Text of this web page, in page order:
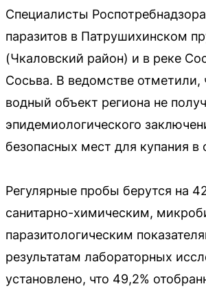
Специалисты
паразитов в Патрушихинском
(Чкаловский район) и в реке
Сосьва. В ведомстве отметили,
водный объект региона не
эпидемиологического
безопасных мест для купания в
Регулярные пробы берутся на
санитарно-химическим,
паразитологическим
результатам лабораторных
установлено, что 49,2%